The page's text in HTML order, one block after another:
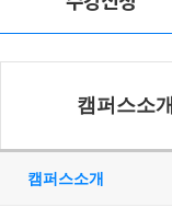
캠퍼스소개
캠퍼스소개